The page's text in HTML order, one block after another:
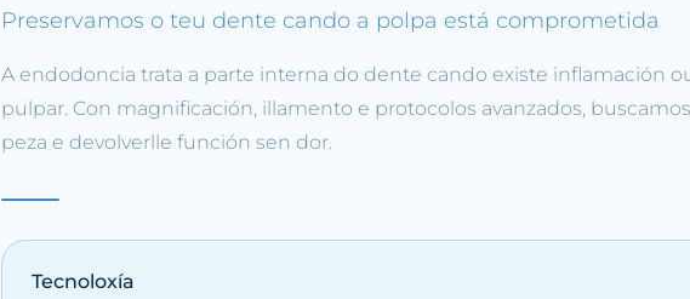
Preservamos o teu dente cando a polpa está comprometida
A endodoncia trata a parte interna do dente cando existe inflamación
pulpar. Con magnificación, illamento e protocolos avanzados,
peza e devolverlle función sen dor.
Tecnoloxía